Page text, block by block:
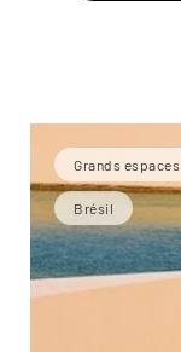
Grands espaces
Brésil